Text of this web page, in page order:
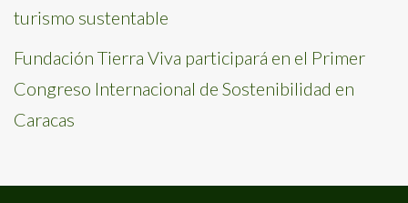
turismo sustentable
Fundación Tierra Viva participará en el Primer
Congreso Internacional de Sostenibilidad en
Caracas